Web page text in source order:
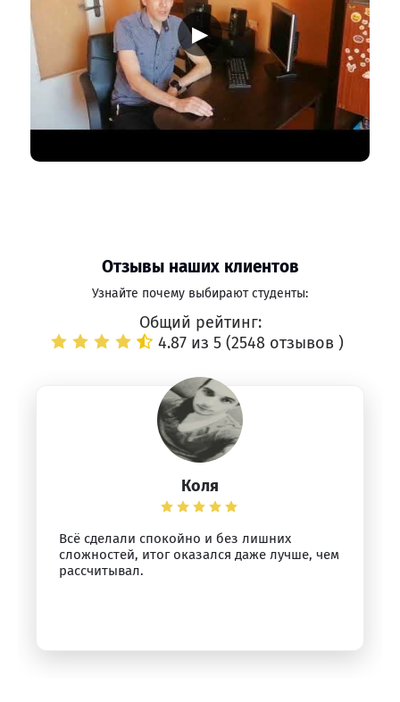
▶
Отзывы наших клиентов
Узнайте почему выбирают студенты:
Общий рейтинг:
4.87 из 5 (2548 отзывов )
Коля
Всё сделали спокойно и без лишних
сложностей, итог оказался даже лучше, чем
рассчитывал.